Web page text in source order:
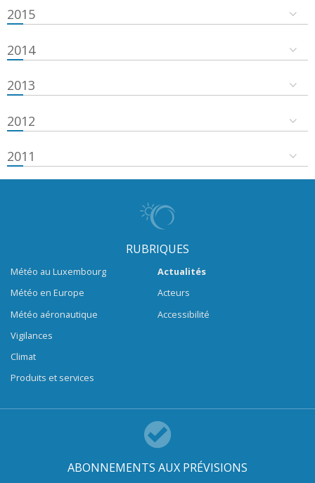
2015
2014
2013
2012
2011
RUBRIQUES
Météo au Luxembourg
Météo en Europe
Météo aéronautique
Vigilances
Climat
Produits et services
Actualités
Acteurs
Accessibilité
ABONNEMENTS AUX PRÉVISIONS